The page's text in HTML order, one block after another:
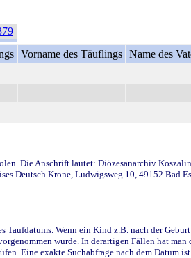
Vorname des Täuflings Name des
Die Anschrift lautet: Diözesanarchiv
Deutsch Krone, Ludwigsweg 10, 49152 Bad
Wenn ein Kind z.B. nach der
wurde. In derartigen Fällen hat
Eine exakte Suchabfrage nach dem Datum